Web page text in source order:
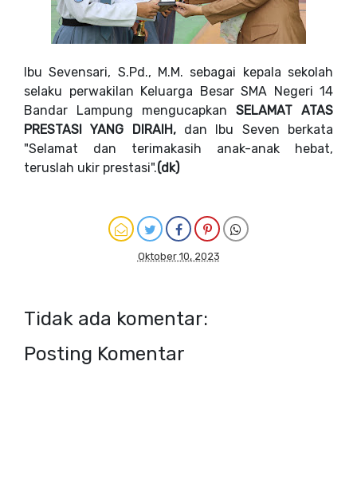
Ibu Sevensari, S.Pd., M.M. sebagai kepala sekolah
selaku perwakilan Keluarga Besar SMA Negeri 14
Bandar Lampung mengucapkan SELAMAT ATAS
PRESTASI YANG DIRAIH, dan Ibu Seven berkata
"Selamat dan terimakasih anak-anak hebat,
teruslah ukir prestasi".(dk)
Oktober 10, 2023
Tidak ada komentar:
Posting Komentar